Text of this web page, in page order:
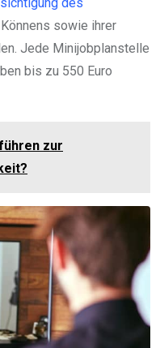
sowie ihrer
Jede Minijobplanstelle
bis zu 550 Euro
zur